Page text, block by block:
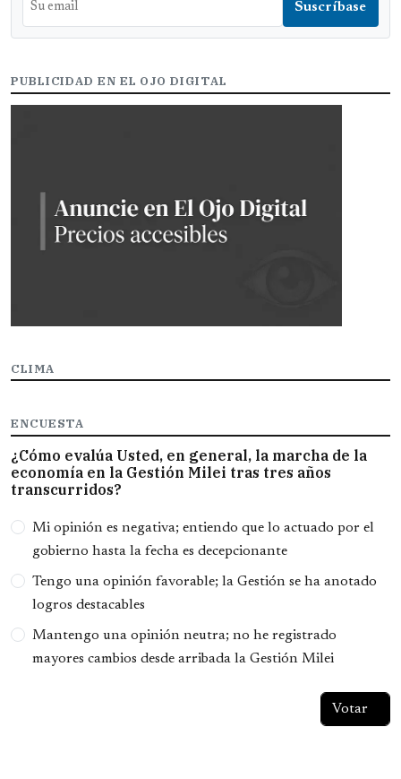
PUBLICIDAD EN EL OJO DIGITAL
CLIMA
ENCUESTA
¿Cómo evalúa Usted, en general, la marcha de la
economía en la Gestión Milei tras tres años
transcurridos?
Opciones
Mi opinión es negativa; entiendo que lo actuado por el
gobierno hasta la fecha es decepcionante
Tengo una opinión favorable; la Gestión se ha anotado
logros destacables
Mantengo una opinión neutra; no he registrado
mayores cambios desde arribada la Gestión Milei